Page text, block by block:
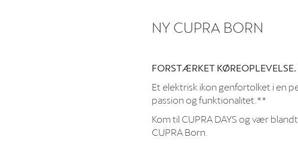
NY CUPRA BORN
FORSTÆRKET
Et elektrisk ikon genfortolket i en
passion og funktionalitet.**
Kom til CUPRA DAYS og vær
CUPRA Born.